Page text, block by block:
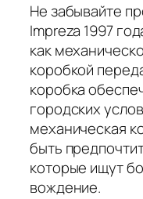
Не забывайте
Impreza 1997
как
коробкой
коробка
городских
механическая
быть
которые ищут
вождение.